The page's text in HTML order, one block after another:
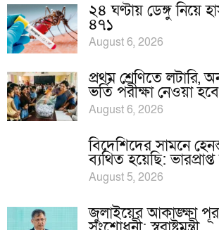
২৪ ঘণ্টায় ডেঙ্গু নিয়ে
৪৭১
August 6, 2026
প্রথম শ্রেণিতে লটারি,
ভর্তি পরীক্ষা নেওয়া হবে
August 6, 2026
বিদেশিদের সামনে
ব্যথিত হয়েছি: ভারপ্রাপ্ত
August 5, 2026
জুলাইয়ের আকাঙ্ক্ষা